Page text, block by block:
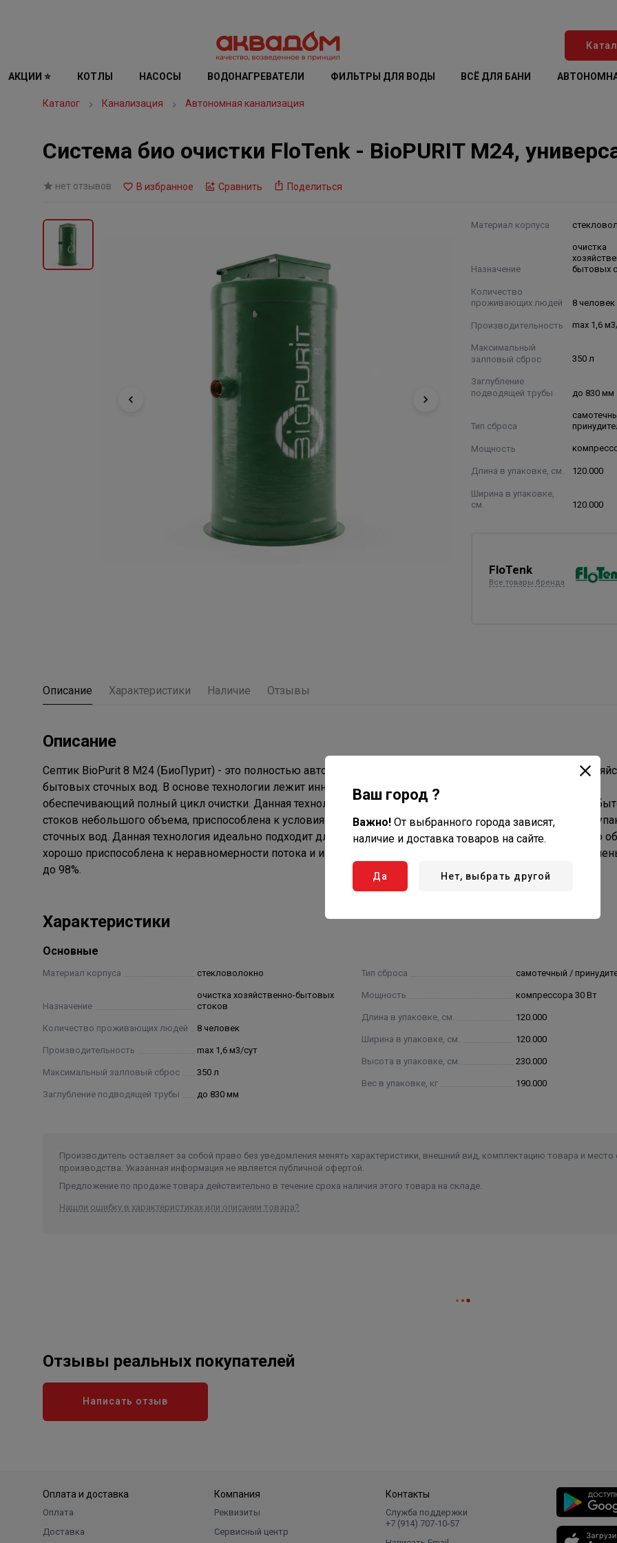
АКЦИИ ⭐ КОТЛЫ НАСОСЫ ВОДОНАГРЕВАТЕЛИ ФИЛЬТРЫ ДЛЯ ВОДЫ ВСЁ ДЛЯ БАНИ
Каталог Канализация Автономная канализация
Система био очистки FloTenk - BioPURIT М24,
нет отзывов В избранное Сравнить Поделиться
Материал корпуса
Назначение
очистка
бытовых
Количество
проживающих людей
8 человек
Производительность max 1,6
Максимальный
залповый сброс
350 л
Заглубление
подводящей трубы
до 830 мм
Тип сброса
Мощность
Длина в упаковке, см. 120.000
Ширина в упаковке,
см.
120.000
FloTenk
Все товары бренда
Описание Характеристики Наличие Отзывы
Описание
Септик BioPurit 8 М24 (БиоПурит) - это полностью автоматизированная система биологической очистки
бытовых сточных вод. В основе технологии лежит инновационный принцип прикрепленной микрофлоры,
обеспечивающий полный цикл очистки. Данная технология идеально подходит для очистки хозяйственно-
стоков небольшого объема, приспособлена к условиям неравномерного потока и изменения состава
сточных вод. Данная технология идеально подходит для очистки хозяйственно-бытовых стоков различного
хорошо приспособлена к неравномерности потока и изменению состава сточных вод. Обеспечивается
до 98%.
Характеристики
Основные
Материал корпуса стекловолокно
Назначение
очистка хозяйственно-бытовых
стоков
Количество проживающих людей 8 человек
Производительность max 1,6 м3/сут
Максимальный залповый сброс 350 л
Заглубление подводящей трубы до 830 мм
Тип сброса самотечный /
Мощность компрессора 30 Вт
Длина в упаковке, см. 120.000
Ширина в упаковке, см. 120.000
Высота в упаковке, см. 230.000
Вес в упаковке, кг 190.000
Производитель оставляет за собой право без уведомления менять характеристики, внешний вид, комплектацию товара и место
производства. Указанная информация не является публичной офертой.
Предложение по продаже товара действительно в течение срока наличия этого товара на складе.
Нашли ошибку в характеристиках или описании товара?
Отзывы реальных покупателей
Написать отзыв
Оплата и доставка
Оплата
Доставка
Компания
Реквизиты
Сервисный центр
Контакты
Служба поддержки
+7 (914) 707‑10‑57
Ваш город ?
Важно! От выбранного города зависят,
наличие и доставка товаров на сайте.
Да Нет, выбрать другой